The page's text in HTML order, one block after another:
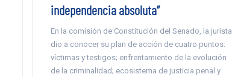
independencia absoluta”
En la comisión de Constitución del Senado, la jurista
dio a conocer su plan de acción de cuatro puntos:
víctimas y testigos; enfrentamiento de la evolución
de la criminalidad; ecosistema de justicia penal y